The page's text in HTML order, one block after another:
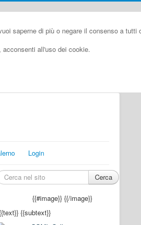
saperne di più o negare il consenso a tutti
acconsenti all'uso dei cookie.
Login
Cerca
{{#image}}{{/image}}
{{subtext}}